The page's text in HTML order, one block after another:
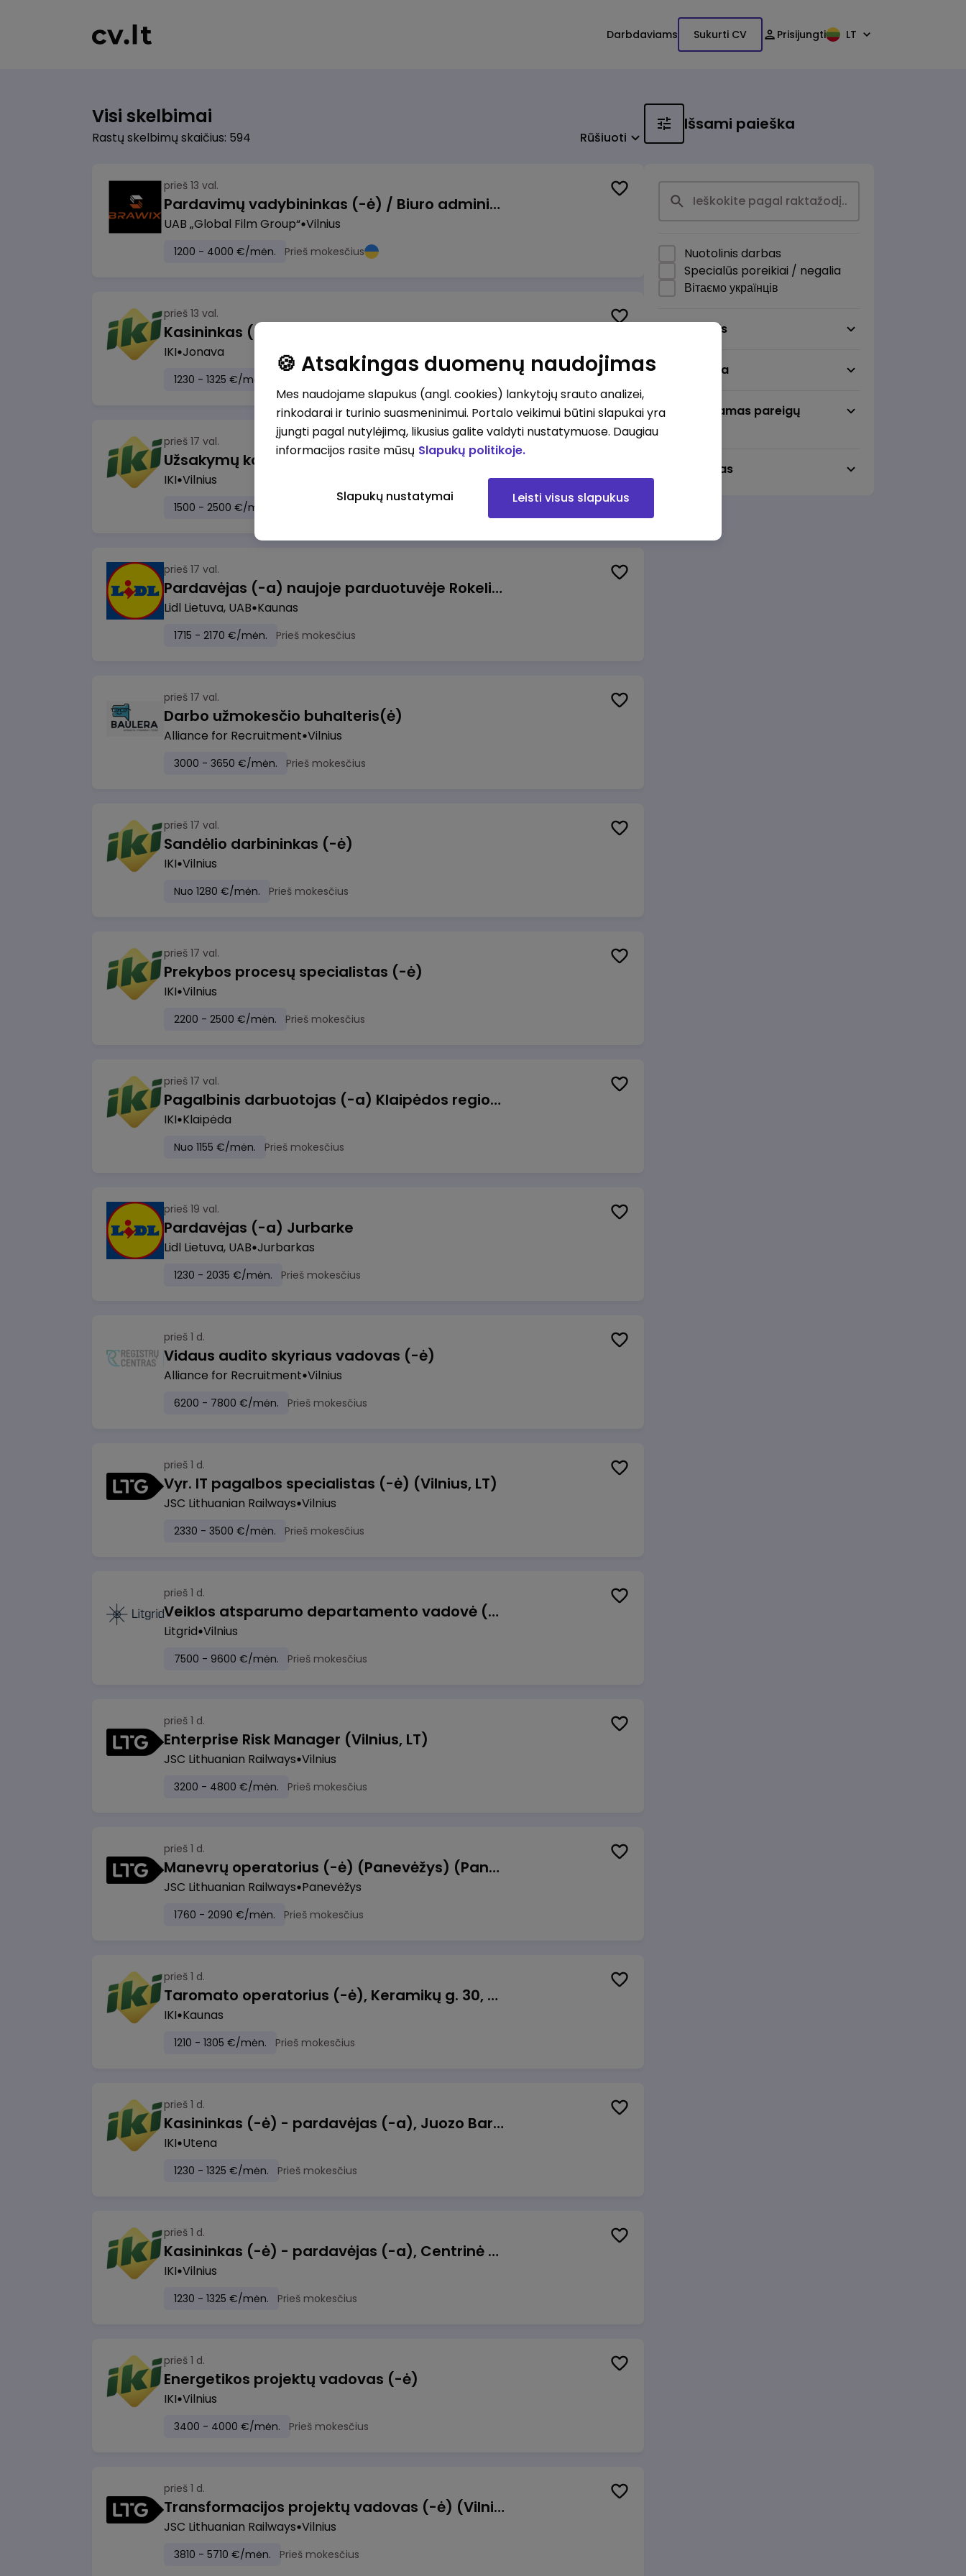
Darbdaviams Sukurti CV Prisijungti LT
Visi skelbimai
Rastų skelbimų skaičius: 594 Rūšiuoti
prieš 13 val.
Pardavimų vadybininkas (-ė) / Biuro administratorius (-ė) (B2B)
UAB „Global Film Group“ Vilnius
1200 - 4000 €/mėn. Prieš mokesčius
prieš 13 val.
IKI Jonava
1230 - 1325 €/mėn.
prieš 17 val.
Užsakymų komplektuotojas (-a) Vilniuje (Gariūnai)
IKI Vilnius
1500 - 2500 €/mėn. Prieš mokesčius
prieš 17 val.
Pardavėjas (-a) naujoje parduotuvėje Rokeliuose (NEMOKAMAS TRANSPORTAS)
Lidl Lietuva, UAB Kaunas
1715 - 2170 €/mėn. Prieš mokesčius
prieš 17 val.
Darbo užmokesčio buhalteris(ė)
Alliance for Recruitment Vilnius
3000 - 3650 €/mėn. Prieš mokesčius
prieš 17 val.
Sandėlio darbininkas (-ė)
IKI Vilnius
Nuo 1280 €/mėn. Prieš mokesčius
prieš 17 val.
Prekybos procesų specialistas (-ė)
IKI Vilnius
2200 - 2500 €/mėn. Prieš mokesčius
prieš 17 val.
Pagalbinis darbuotojas (-a) Klaipėdos regioninėje kepykloje (indų plovime)
IKI Klaipėda
Nuo 1155 €/mėn. Prieš mokesčius
prieš 19 val.
Pardavėjas (-a) Jurbarke
Lidl Lietuva, UAB Jurbarkas
1230 - 2035 €/mėn. Prieš mokesčius
prieš 1 d.
Vidaus audito skyriaus vadovas (-ė)
Alliance for Recruitment Vilnius
6200 - 7800 €/mėn. Prieš mokesčius
prieš 1 d.
Vyr. IT pagalbos specialistas (-ė) (Vilnius, LT)
JSC Lithuanian Railways Vilnius
2330 - 3500 €/mėn. Prieš mokesčius
prieš 1 d.
Veiklos atsparumo departamento vadovė (-as)
Litgrid Vilnius
7500 - 9600 €/mėn. Prieš mokesčius
prieš 1 d.
Enterprise Risk Manager (Vilnius, LT)
JSC Lithuanian Railways Vilnius
3200 - 4800 €/mėn. Prieš mokesčius
prieš 1 d.
Manevrų operatorius (-ė) (Panevėžys) (Panevėžys, LT)
JSC Lithuanian Railways Panevėžys
1760 - 2090 €/mėn. Prieš mokesčius
prieš 1 d.
Taromato operatorius (-ė), Keramikų g. 30, Neveronys
IKI Kaunas
1210 - 1305 €/mėn. Prieš mokesčius
prieš 1 d.
Kasininkas (-ė) - pardavėjas (-a), Juozo Bartašiaus g. 1, Utena
IKI Utena
1230 - 1325 €/mėn. Prieš mokesčius
prieš 1 d.
Kasininkas (-ė) - pardavėjas (-a), Centrinė g. 62, Galgiai
IKI Vilnius
1230 - 1325 €/mėn. Prieš mokesčius
prieš 1 d.
Energetikos projektų vadovas (-ė)
IKI Vilnius
3400 - 4000 €/mėn. Prieš mokesčius
prieš 1 d.
Transformacijos projektų vadovas (-ė) (Vilnius, LT)
JSC Lithuanian Railways Vilnius
3810 - 5710 €/mėn. Prieš mokesčius
Išsami paieška
Nuotolinis darbas
Specialūs poreikiai / negalia
Вітаємо українців
Darbo sritis
Darbo vieta
Pageidaujamas pareigų
Darbo laikas
🍪 Atsakingas duomenų naudojimas
Mes naudojame slapukus (angl. cookies) lankytojų srauto analizei,
rinkodarai ir turinio suasmeninimui. Portalo veikimui būtini slapukai yra
įjungti pagal nutylėjimą, likusius galite valdyti nustatymuose. Daugiau
informacijos rasite mūsų Slapukų politikoje.
Slapukų nustatymai Leisti visus slapukus